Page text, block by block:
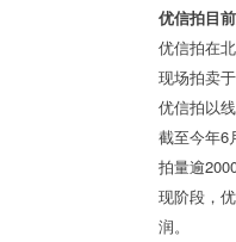
优信拍目
优信拍在
现场拍卖
优信拍以
截至今年6
拍量逾
现阶段，
润。